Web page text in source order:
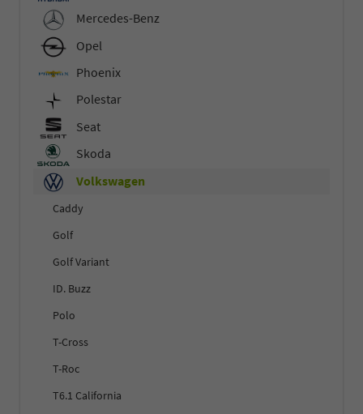
Mercedes-Benz
Opel
Phoenix
Polestar
Seat
Skoda
Volkswagen
Caddy
Golf
Golf Variant
ID. Buzz
Polo
T-Cross
T-Roc
T6.1 California